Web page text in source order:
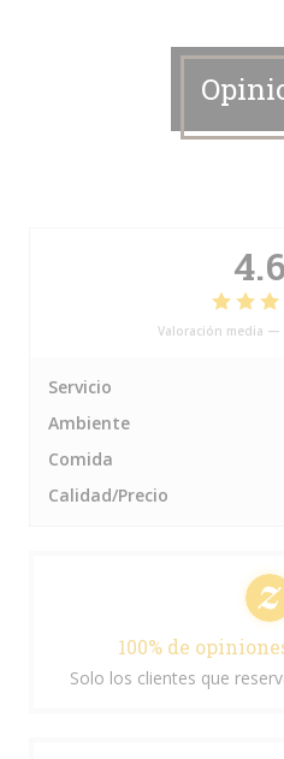
4.6
Valoración media —
Servicio
Ambiente
Comida
Calidad/Precio
100% de
Solo los clientes que